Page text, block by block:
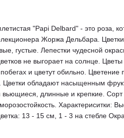
"Papi Delbard" - это роза,
Жоржа Дельбара.
густые. Лепестки чудесной
не выгорает на солнце.
и цветут обильно. Цветение
Цветки обладают насыщенным
вьющиеся, длинные и крепкие. Сорт
Характериситки:
13 - 15 см, 1 - 3 на стебле